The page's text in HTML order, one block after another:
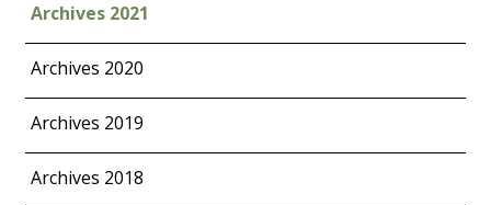
Archives 2021
Archives 2020
Archives 2019
Archives 2018